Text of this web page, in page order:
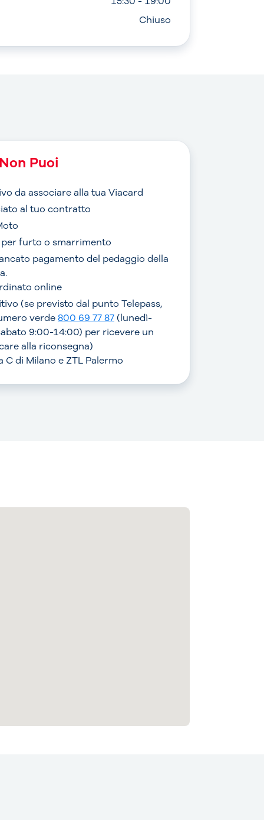
Chiuso
Puoi
da associare alla tua Viacard
al tuo contratto
furto o smarrimento
pagamento del pedaggio della
online
(se previsto dal punto Telepass,
verde800 69 77 87(lunedì-
9:00-14:00) per ricevere un
alla riconsegna)
di Milano e ZTL Palermo